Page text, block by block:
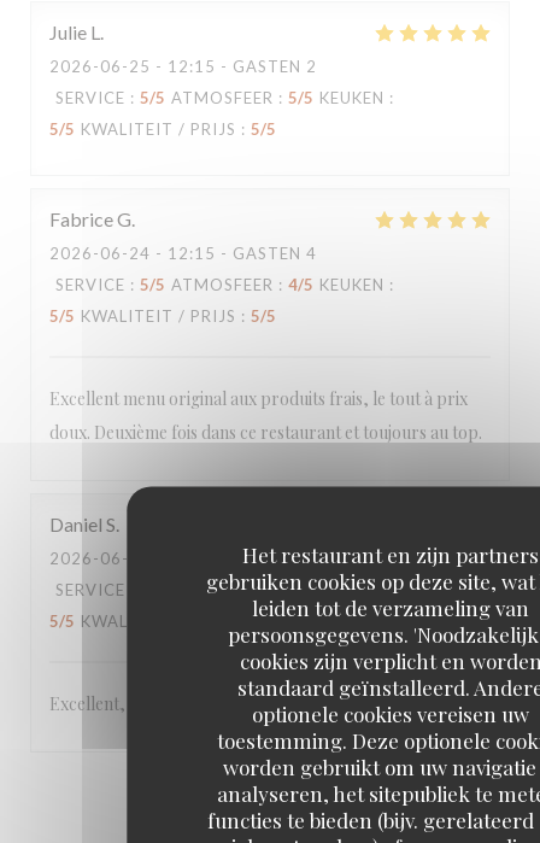
Het restaurant en zijn partners
gebruiken cookies op deze site,
leiden tot de verzameling van
persoonsgegevens.
cookies zijn verplicht en
standaard geïnstalleerd.
optionele cookies vereisen uw
toestemming. Deze optionele
worden gebruikt om uw
analyseren, het sitepubliek te
functies te bieden (bijv. gerelateerd
Julie L
2026-06-25 - 12:15 - GASTEN 2
SERVICE : 5/5 ATMOSFEER : 5/5 KEUKEN :
5/5 KWALITEIT / PRIJS : 5/5
FabriceG
2026-06-24 - 12:15 - GASTEN 4
SERVICE : 5/5 ATMOSFEER : 4/5 KEUKEN :
5/5 KWALITEIT / PRIJS : 5/5
Excellent menu original aux produits frais, le tout à prix
doux. Deuxième fois dans ce restaurant et toujours au top.
Daniel S
2026-06-22
- 19:45 - GASTEN 5
SERVICE
ATMOSFEER: 5/5 KEUKEN:
5/5 KWALITEIT / PRIJS 5/5
Excellent,
2